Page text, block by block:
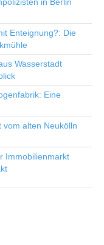
Enteignung?: Die
Wasserstadt
Eine
vom alten Neukölln
Immobilienmarkt